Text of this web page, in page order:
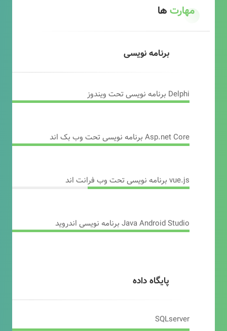
مهارتها
برنامه نویسی
Delphi برنامه نویسی تحت ویندوز
Asp.net Core برنامه نویسی تحت وب بک اند
vue.js برنامه نویسی تحت وب فرانت اند
Java Android Studio برنامه نویسی اندروید
پایگاه داده
SQLserver